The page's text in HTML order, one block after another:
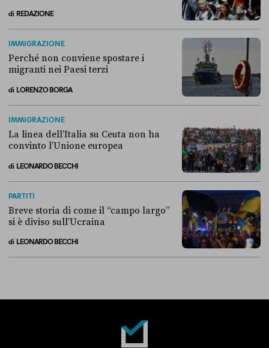
di REDAZIONE
IMMIGRAZIONE
Perché non conviene spostare i
migranti nei Paesi terzi
di LORENZO BORGA
IMMIGRAZIONE
La linea dell’Italia su Ceuta non ha
convinto l’Unione europea
di LEONARDO BECCHI
PARTITI
Breve storia di come il “campo largo”
si è diviso sull’Ucraina
di LEONARDO BECCHI